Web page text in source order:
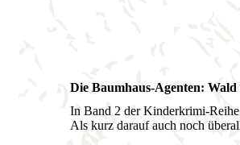
Die Baumhaus-Agenten:
In Band 2 der Kinderkrimi-Reihe
Als kurz darauf auch noch